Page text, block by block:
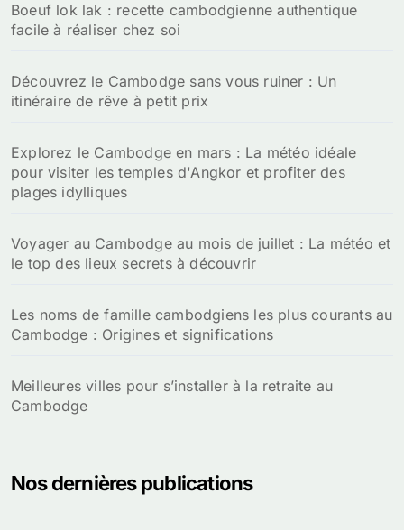
Boeuf lok lak : recette cambodgienne authentique
facile à réaliser chez soi
Découvrez le Cambodge sans vous ruiner : Un
itinéraire de rêve à petit prix
Explorez le Cambodge en mars : La météo idéale
pour visiter les temples d'Angkor et profiter des
plages idylliques
Voyager au Cambodge au mois de juillet : La météo et
le top des lieux secrets à découvrir
Les noms de famille cambodgiens les plus courants au
Cambodge : Origines et significations
Meilleures villes pour s’installer à la retraite au
Cambodge
Nos dernières publications